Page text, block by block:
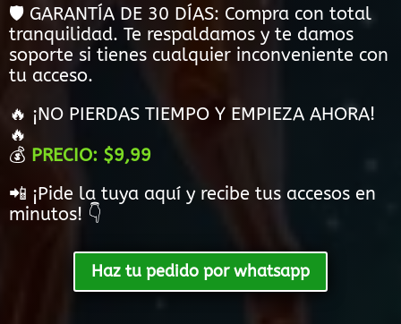
🛡️ GARANTÍA DE 30 DÍAS: Compra con total
tranquilidad. Te respaldamos y te damos
soporte si tienes cualquier inconveniente con
tu acceso.
🔥 ¡NO PIERDAS TIEMPO Y EMPIEZA AHORA!
🔥
💰 PRECIO: $9,99
📲 ¡Pide la tuya aquí y recibe tus accesos en
minutos! 👇
Haz tu pedido por whatsapp